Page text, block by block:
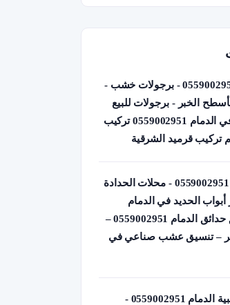
برجولات الدمام 0559002951 - برجولات خشب -
الخبر - برجولات للبيع
معلم قرميد في الدمام 0559002951 تركيب
تركيب قرميد الشرقية
حداد الدمام الخبر 0559002951 - محلات الحدادة
الحديد في الدمام
شركة تنسيق حدائق الدمام 0559002951 –
– تنسيق عشب صناعي في
تفصيل قواطع خشبية الدمام 0559002951 -